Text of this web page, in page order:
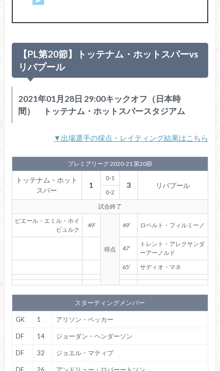
【PL第20節】トッテナム・ホットスパーvs
リバプール
2021年01月28日 29:00キックオフ（日本時
間） トッテナム・ホットスパースタジアム
▼出場選手の採点・レイティング結果はこちら
プレミアリーグ 2020-21 第20節
トッテナム・ホット
スパー
1
0-1
3 リバプール
0-2
試合終了
ピエール・エミル・ホイ
ビュルク
49′
得点
49′ ロベルト・フィルミーノ
47′
トレント・アレクサンダ
ーアーノルド
65′
サディオ・マネ
スターティングメンバー
GK 1 アリソン・ベッカー
DF 14 ジョーダン・ヘンダーソン
DF 32 ジョエル・マティプ
DF 26 アンドリュー・ロバーートソン